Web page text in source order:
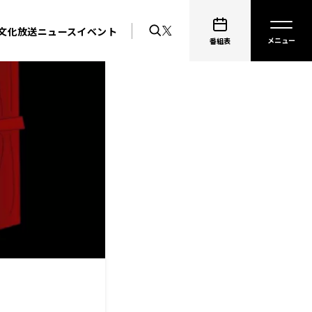
化放送ニュースイベント
番組表